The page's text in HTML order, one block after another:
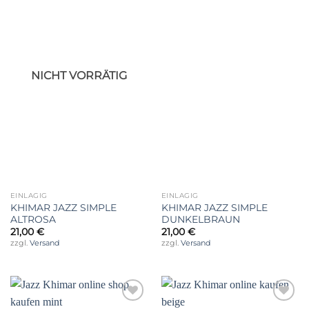
NICHT VORRÄTIG
EINLAGIG
KHIMAR JAZZ SIMPLE
ALTROSA
21,00 €
zzgl. Versand
EINLAGIG
KHIMAR JAZZ SIMPLE
DUNKELBRAUN
21,00 €
zzgl. Versand